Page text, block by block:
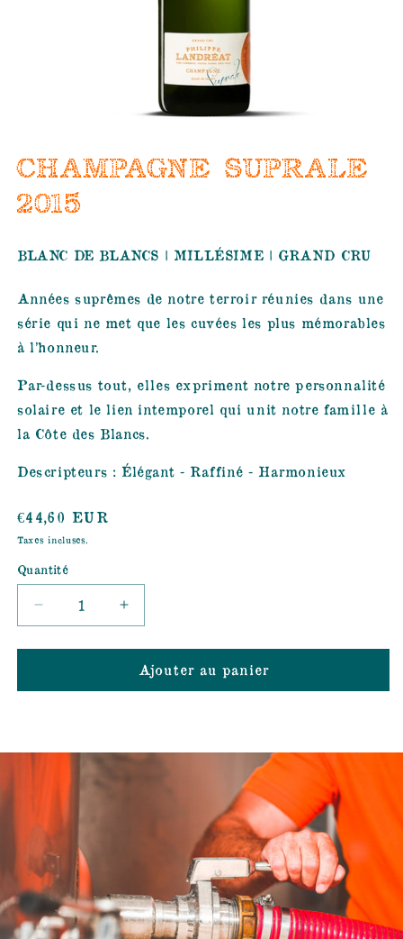
CHAMPAGNE SUPRALE
2015
BLANC DE BLANCS | MILLÉSIME | GRAND CRU
Années suprêmes de notre terroir réunies dans une
série qui ne met que les cuvées les plus mémorables
à l’honneur.
Par-dessus tout, elles expriment notre personnalité
solaire et le lien intemporel qui unit notre famille à
la Côte des Blancs.
Descripteurs : Élégant - Raffiné - Harmonieux
Prix
habituel
€44,60 EUR
Taxes incluses.
Quantité
Réduire
2015
Augmenter
quantité
2015
Ajouter au panier